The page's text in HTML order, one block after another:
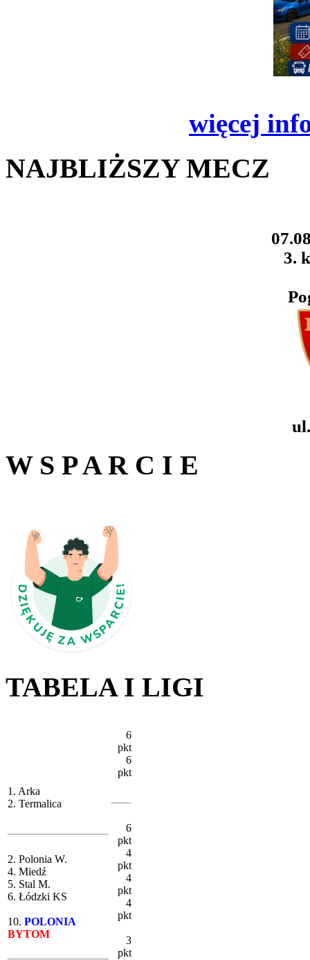
więcej
NAJBLIŻSZY MECZ
3.
W S P A R C I E
TABELA I LIGI
1. Arka
2. Termalica
2. Polonia W.
4. Miedź
5. Stal M.
6. Łódzki KS
10. POLONIA
BYTOM
6
pkt
6
pkt
6
pkt
4
pkt
4
pkt
4
pkt
3
pkt